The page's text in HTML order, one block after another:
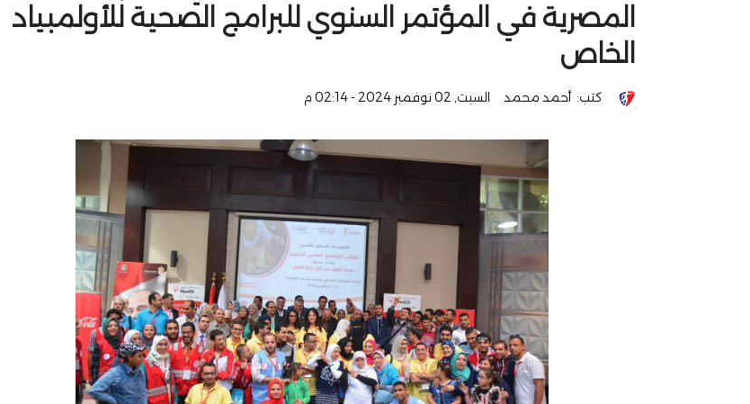
المصرية في المؤتمر السنوي للبرامج الصحية للأولمبياد
الخاص
كتب: أحمد محمد السبت, 02 نوفمبر 2024 - 02:14 م